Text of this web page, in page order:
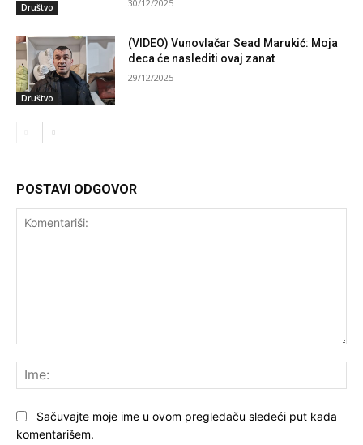
Društvo 30/12/2025
Društvo
(VIDEO) Vunovlačar Sead Marukić: Moja
deca će naslediti ovaj zanat
29/12/2025
POSTAVI ODGOVOR
Sačuvajte moje ime u ovom pregledaču sledeći put kada
komentarišem.